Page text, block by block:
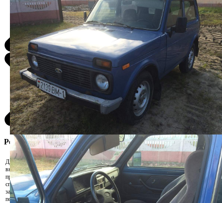
Регистрация участника
Для участия в аукционе необходимо
внести задаток. Скачайте реквизиты и
произведите оплату удобным для Вас
способом. Для подтверждения внесения
задатка прикрепите документ,
подтверждающий факт оплаты.
Скачать реквизиты на оплату
Прикрепить подтверждения оплаты...